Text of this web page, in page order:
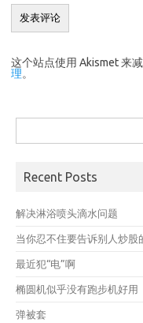
这个站点使用 Akismet 来减
理。
索：
Recent Posts
解决淋浴喷头滴水问题
当你忍不住要告诉别人炒股
最近犯“电”啊
椭圆机似乎没有跑步机好用
弹被套